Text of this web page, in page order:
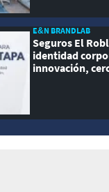
E&N BRANDLAB
Seguros El
identidad
innovación,